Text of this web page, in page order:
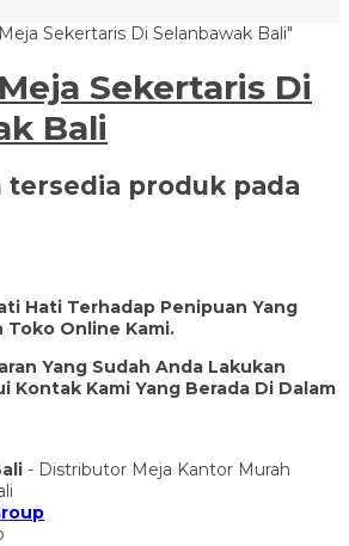
Sekertaris Di Selanbawak Bali"
Sekertaris Di
Bali
tersedia produk pada
Hati Terhadap Penipuan Yang
Toko Online Kami.
Yang Sudah Anda Lakukan
Kontak Kami Yang Berada Di Dalam
- Distributor Meja Kantor Murah